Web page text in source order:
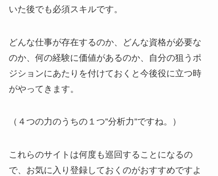
いた後でも必須スキルです。
どんな仕事が存在するのか、どんな資格が必要な
のか、何の経験に価値があるのか、自分の狙うポ
ジションにあたりを付けておくと今後役に立つ時
がやってきます。
（４つの力のうちの１つ”分析力”ですね。）
これらのサイトは何度も巡回することになるの
で、お気に入り登録しておくのがおすすめですよ